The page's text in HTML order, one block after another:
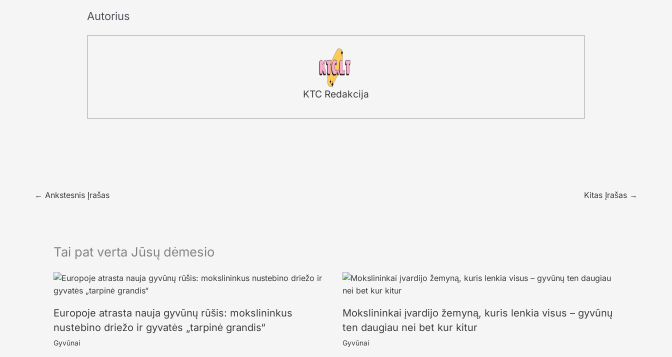
Autorius
KTC Redakcija
← Ankstesnis Įrašas Kitas Įrašas →
Tai pat verta Jūsų dėmesio
Europoje atrasta nauja gyvūnų rūšis: mokslininkus
nustebino driežo ir gyvatės „tarpinė grandis“
Gyvūnai
Mokslininkai įvardijo žemyną, kuris lenkia visus – gyvūnų
ten daugiau nei bet kur kitur
Gyvūnai